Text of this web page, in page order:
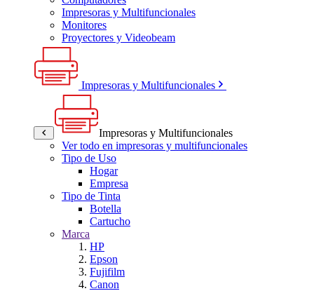
Impresoras y Multifuncionales
Monitores
Proyectores y Videobeam
Impresoras y Multifuncionales
Impresoras y Multifuncionales
Ver todo en impresoras y multifuncionales
Tipo de Uso
Hogar
Empresa
Tipo de Tinta
Botella
Cartucho
Marca
HP
Epson
Fujifilm
Canon